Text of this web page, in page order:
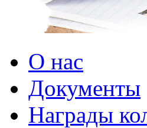
О нас
Документы
Награды